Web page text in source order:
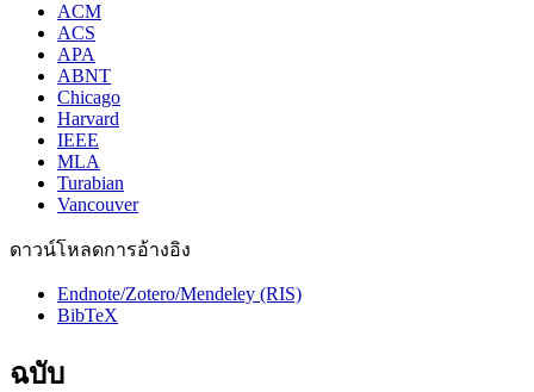
ACM
ACS
APA
ABNT
Chicago
Harvard
IEEE
MLA
Turabian
Vancouver
ดาวน์โหลดการอ้างอิง
Endnote/Zotero/Mendeley (RIS)
BibTeX
ฉบับ